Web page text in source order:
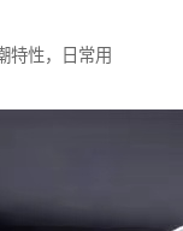
特性，日常用